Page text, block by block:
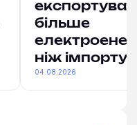
більше
ніж
04.08.2026